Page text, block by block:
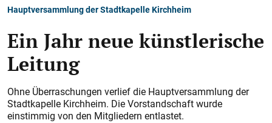
Hauptversammlung der Stadtkapelle Kirchheim
Ein Jahr neue künstlerische
Leitung
Ohne Überraschungen verlief die Hauptversammlung der
Stadtkapelle Kirchheim. Die Vorstandschaft wurde
einstimmig von den Mitgliedern ­entlastet.